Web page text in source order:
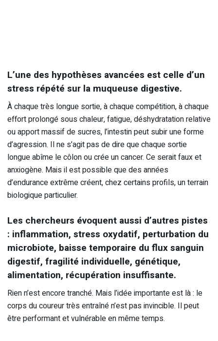
L’une des hypothèses avancées est celle d’un
stress répété sur la muqueuse digestive.
À chaque très longue sortie, à chaque compétition, à chaque
effort prolongé sous chaleur, fatigue, déshydratation relative
ou apport massif de sucres, l’intestin peut subir une forme
d’agression. Il ne s’agit pas de dire que chaque sortie
longue abîme le côlon ou crée un cancer. Ce serait faux et
anxiogène. Mais il est possible que des années
d’endurance extrême créent, chez certains profils, un terrain
biologique particulier.
Les chercheurs évoquent aussi d’autres pistes
: inflammation, stress oxydatif, perturbation du
microbiote, baisse temporaire du flux sanguin
digestif, fragilité individuelle, génétique,
alimentation, récupération insuffisante.
Rien n’est encore tranché. Mais l’idée importante est là : le
corps du coureur très entraîné n’est pas invincible. Il peut
être performant et vulnérable en même temps.